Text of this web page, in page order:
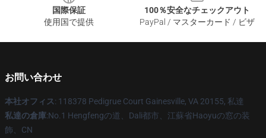
国際保証
使用国で提供
100％安全なチェックアウト
PayPal / マスターカード / ビザ
お問い合わせ
本社オフィス: 118378 Pedigrue Court Gainesville, VA 20155, 私達
私達の倉庫:No.1 Hengfengの道、Dali都市、江蘇省Haoyuの窓の装
飾、CN